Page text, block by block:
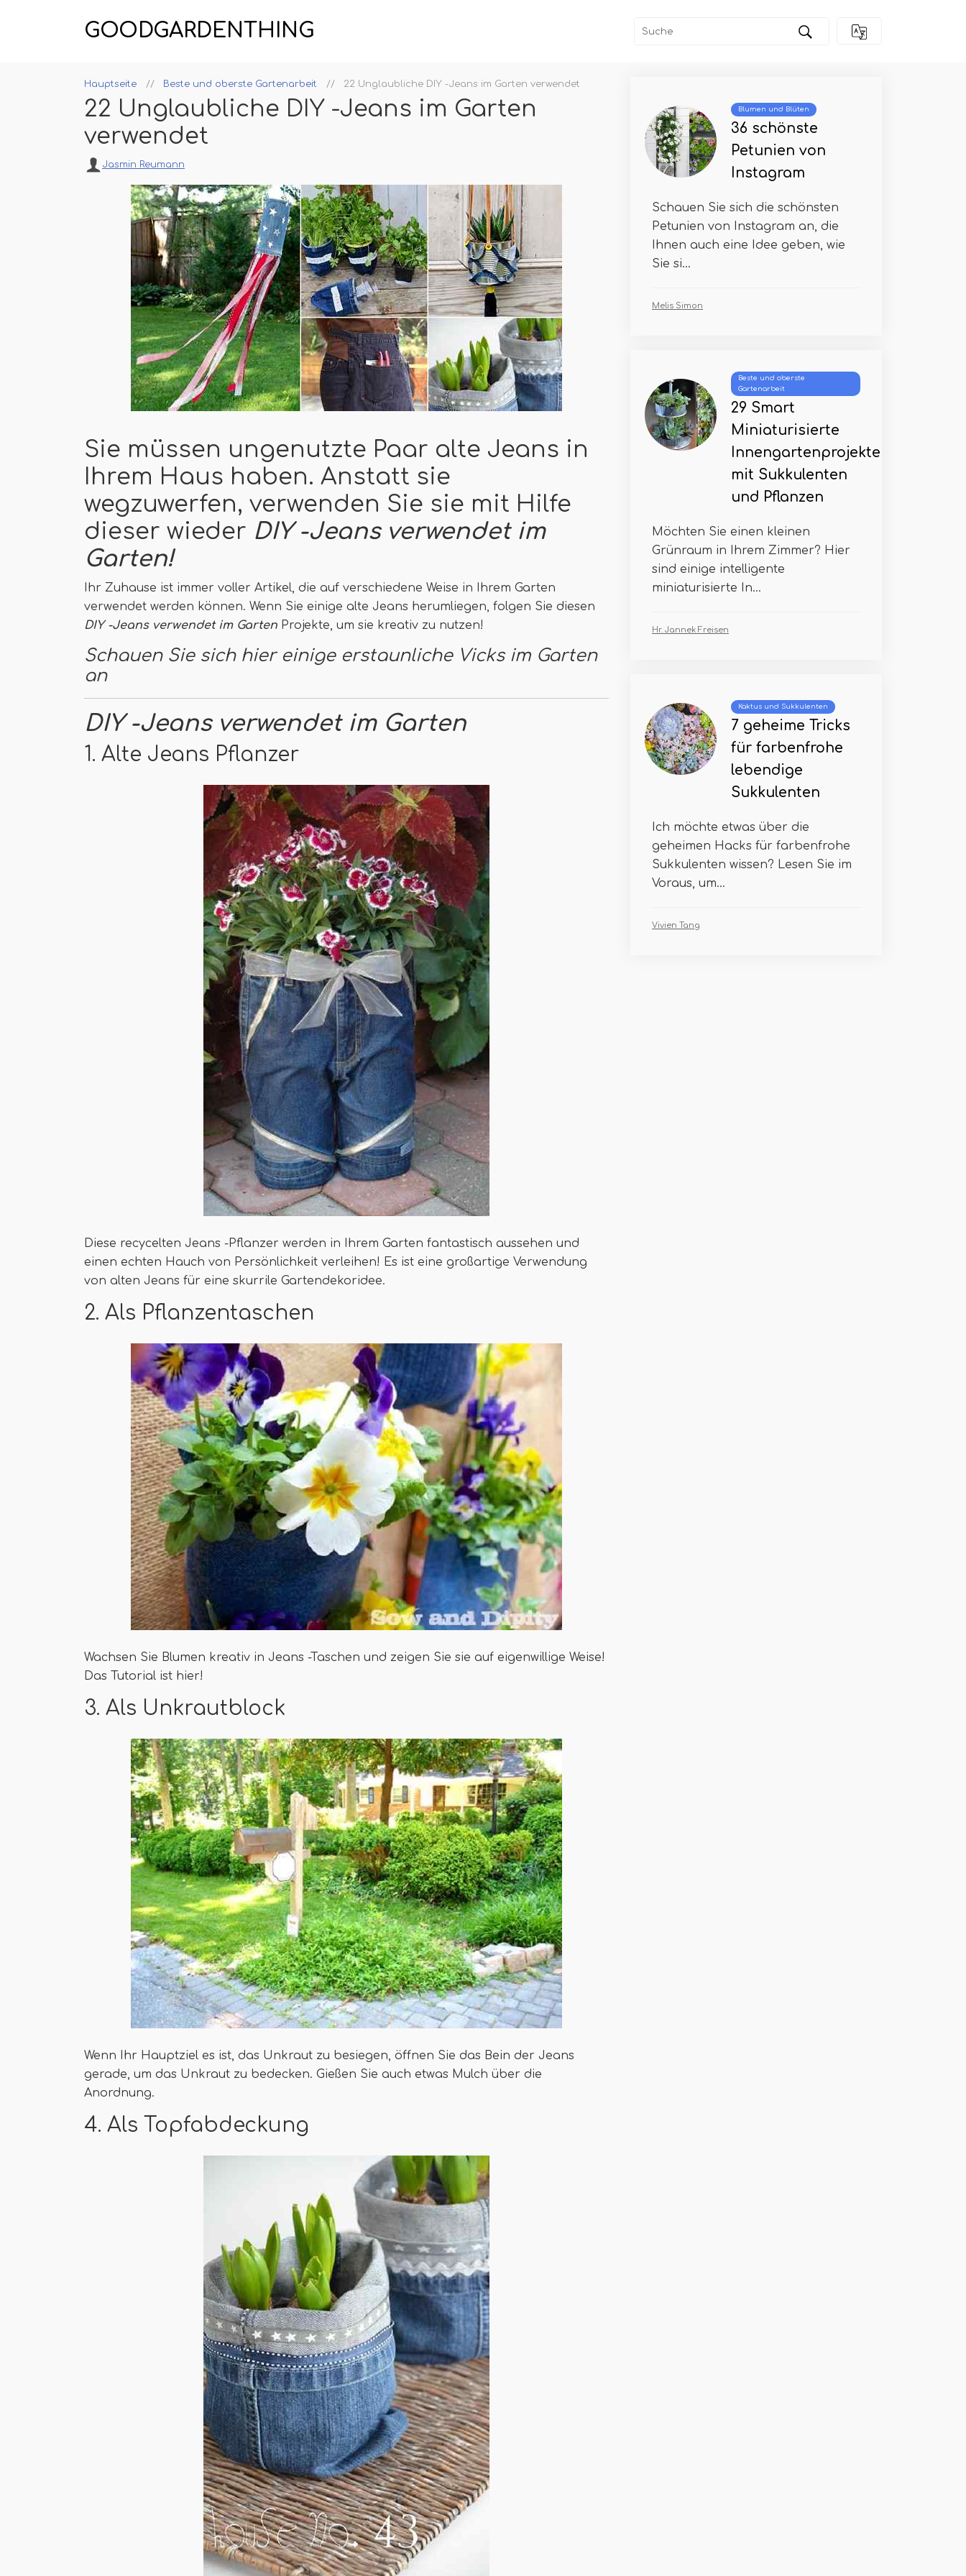
GOODGARDENTHING
Hauptseite Beste und oberste Gartenarbeit 22 Unglaubliche DIY -Jeans im Garten verwendet
22 Unglaubliche DIY -Jeans im Garten
verwendet
Jasmin Reumann
Sie müssen ungenutzte Paar alte Jeans in
Ihrem Haus haben. Anstatt sie
wegzuwerfen, verwenden Sie sie mit Hilfe
dieser wieder DIY -Jeans verwendet im
Garten!
Ihr Zuhause ist immer voller Artikel, die auf verschiedene Weise in Ihrem Garten
verwendet werden können. Wenn Sie einige alte Jeans herumliegen, folgen Sie diesen
DIY -Jeans verwendet im Garten Projekte, um sie kreativ zu nutzen!
Schauen Sie sich hier einige erstaunliche Vicks im Garten
an
DIY -Jeans verwendet im Garten
1. Alte Jeans Pflanzer
Diese recycelten Jeans -Pflanzer werden in Ihrem Garten fantastisch aussehen und
einen echten Hauch von Persönlichkeit verleihen! Es ist eine großartige Verwendung
von alten Jeans für eine skurrile Gartendekoridee.
2. Als Pflanzentaschen
Wachsen Sie Blumen kreativ in Jeans -Taschen und zeigen Sie sie auf eigenwillige Weise!
Das Tutorial ist hier!
3. Als Unkrautblock
Wenn Ihr Hauptziel es ist, das Unkraut zu besiegen, öffnen Sie das Bein der Jeans
gerade, um das Unkraut zu bedecken. Gießen Sie auch etwas Mulch über die
Anordnung.
4. Als Topfabdeckung
Blumen und Blüten
36 schönste
Petunien von
Instagram
Schauen Sie sich die schönsten
Petunien von Instagram an, die
Ihnen auch eine Idee geben, wie
Sie si...
Melis Simon
Beste und oberste
Gartenarbeit
29 Smart
Miniaturisierte
Innengartenprojekte
mit Sukkulenten
und Pflanzen
Möchten Sie einen kleinen
Grünraum in Ihrem Zimmer? Hier
sind einige intelligente
miniaturisierte In...
Hr. Jannek Freisen
Kaktus und Sukkulenten
7 geheime Tricks
für farbenfrohe
lebendige
Sukkulenten
Ich möchte etwas über die
geheimen Hacks für farbenfrohe
Sukkulenten wissen? Lesen Sie im
Voraus, um...
Vivien Tang